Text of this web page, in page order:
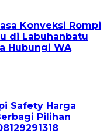
Konveksi Rompi
di Labuhanbatu
Hubungi WA
Safety Harga
Pilihan